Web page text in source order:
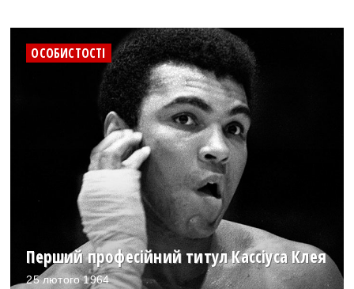
ОСОБИСТОСТІ
Перший професійний титул Кассіуса Клея
25 лютого 1964